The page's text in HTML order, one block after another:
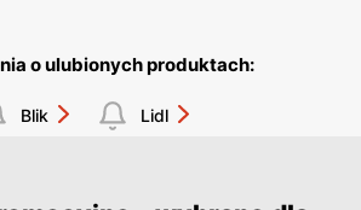
o ulubionych produktach:
Blik Lidl